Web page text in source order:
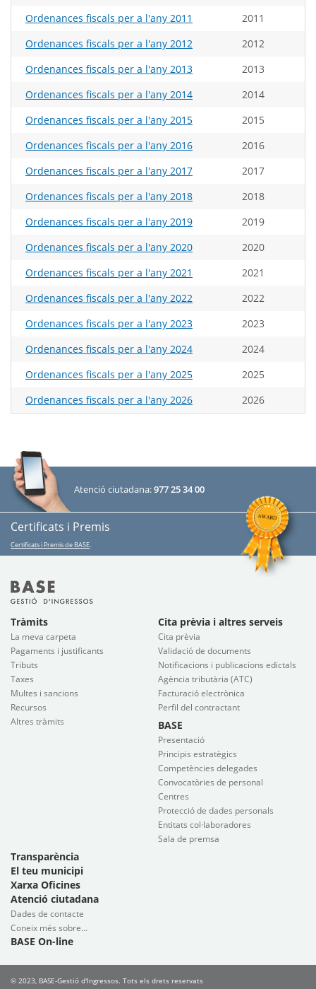
Ordenances fiscals per a l'any 2011
2011
Ordenances fiscals per a l'any 2012
2012
Ordenances fiscals per a l'any 2013
2013
Ordenances fiscals per a l'any 2014
2014
Ordenances fiscals per a l'any 2015
2015
Ordenances fiscals per a l'any 2016
2016
Ordenances fiscals per a l'any 2017
2017
Ordenances fiscals per a l'any 2018
2018
Ordenances fiscals per a l'any 2019
2019
Ordenances fiscals per a l'any 2020
2020
Ordenances fiscals per a l'any 2021
2021
Ordenances fiscals per a l'any 2022
2022
Ordenances fiscals per a l'any 2023
2023
Ordenances fiscals per a l'any 2024
2024
Ordenances fiscals per a l'any 2025
2025
Ordenances fiscals per a l'any 2026
2026
Atenció ciutadana:977 25 34 00
Certificats i Premis
Certificats i Premis de BASE
Tràmits
La meva carpeta
Pagaments i justificants
Tributs
Taxes
Multes i sancions
Recursos
Altres tràmits
Cita prèvia i altres serveis
Cita prèvia
Validació de documents
Notificacions i publicacions edictals
Agència tributària (ATC)
Facturació electrònica
Perfil del contractant
BASE
Presentació
Principis estratègics
Competències delegades
Convocatòries de personal
Centres
Protecció de dades personals
Entitats col·laboradores
Sala de premsa
Transparència
El teu municipi
Xarxa Oficines
Atenció ciutadana
Dades de contacte
Coneix més sobre...
BASE On-line
© 2023, BASE-Gestió d'Ingressos. Tots els drets reservats